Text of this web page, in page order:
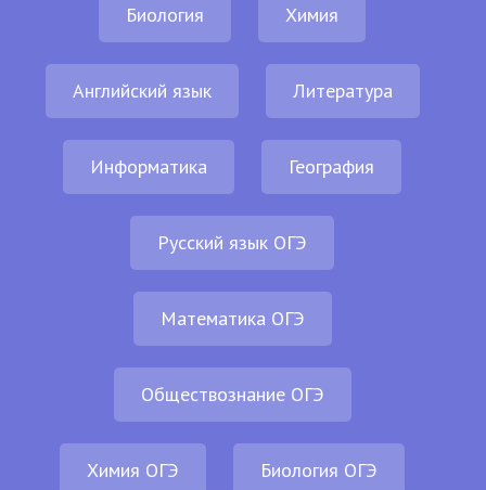
Биология Химия
Английский язык Литература
Информатика География
Русский язык ОГЭ
Математика ОГЭ
Обществознание ОГЭ
Химия ОГЭ Биология ОГЭ